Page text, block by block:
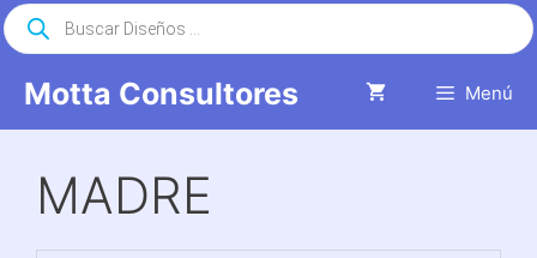
Saltar
al
Motta Consultores Menú
Búsqueda
de
productos
MADRE